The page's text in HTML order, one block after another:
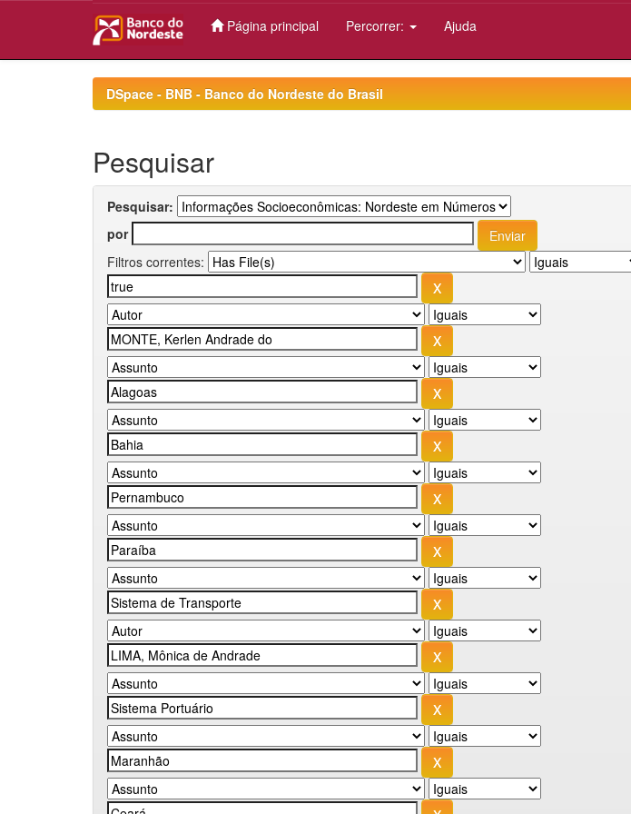
Página principal Percorrer: Ajuda
DSpace - BNB - Banco do Nordeste do Brasil
Pesquisar
Pesquisar:
por
Filtros correntes: